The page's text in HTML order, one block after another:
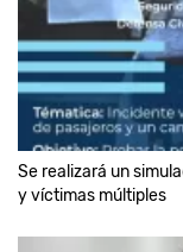
Se realizará un
y víctimas múltiples